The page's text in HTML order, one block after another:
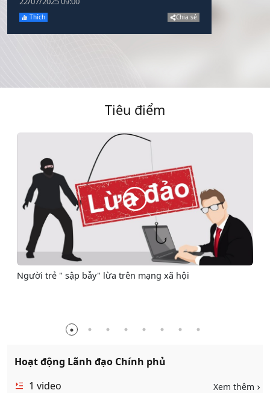
Thích Chia sẻ
Tiêu điểm
Người trẻ " sập bẫy" lừa trên mạng xã hội
Hoạt động Lãnh đạo Chính phủ
1 video Xem thêm